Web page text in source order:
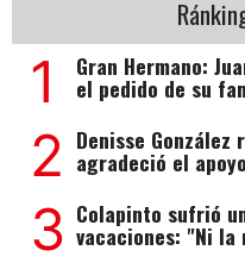
1 Gran Hermano:
el pedido de su
2 Denisse
agradeció el apoyo
3 Colapinto sufrió
vacaciones: "Ni